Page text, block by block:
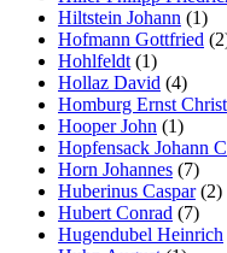
Hiltstein Johann (1)
Hofmann Gottfried
Hohlfeldt (1)
Hollaz David (4)
Homburg Ernst
Hooper John (1)
Hopfensack Johann
Horn Johannes (7)
Huberinus Caspar(2)
Hubert Conrad (7)
Hugendubel Heinrich